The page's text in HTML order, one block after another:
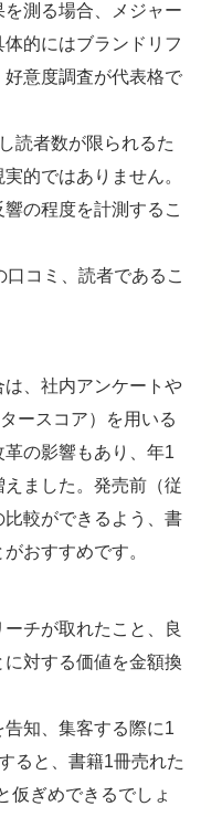
測る場合、メジャー
的にはブランドリフ
好意度調査が代表格で
読者数が限られるた
的ではありません。
の程度を計測するこ
口コミ、読者であるこ
、社内アンケートや
ースコア）を用いる
の影響もあり、年1
ました。発売前（従
較ができるよう、書
おすすめです。
チが取れたこと、良
対する価値を金額換
知、集客する際に1
ると、書籍1冊売れた
仮ぎめできるでしょ